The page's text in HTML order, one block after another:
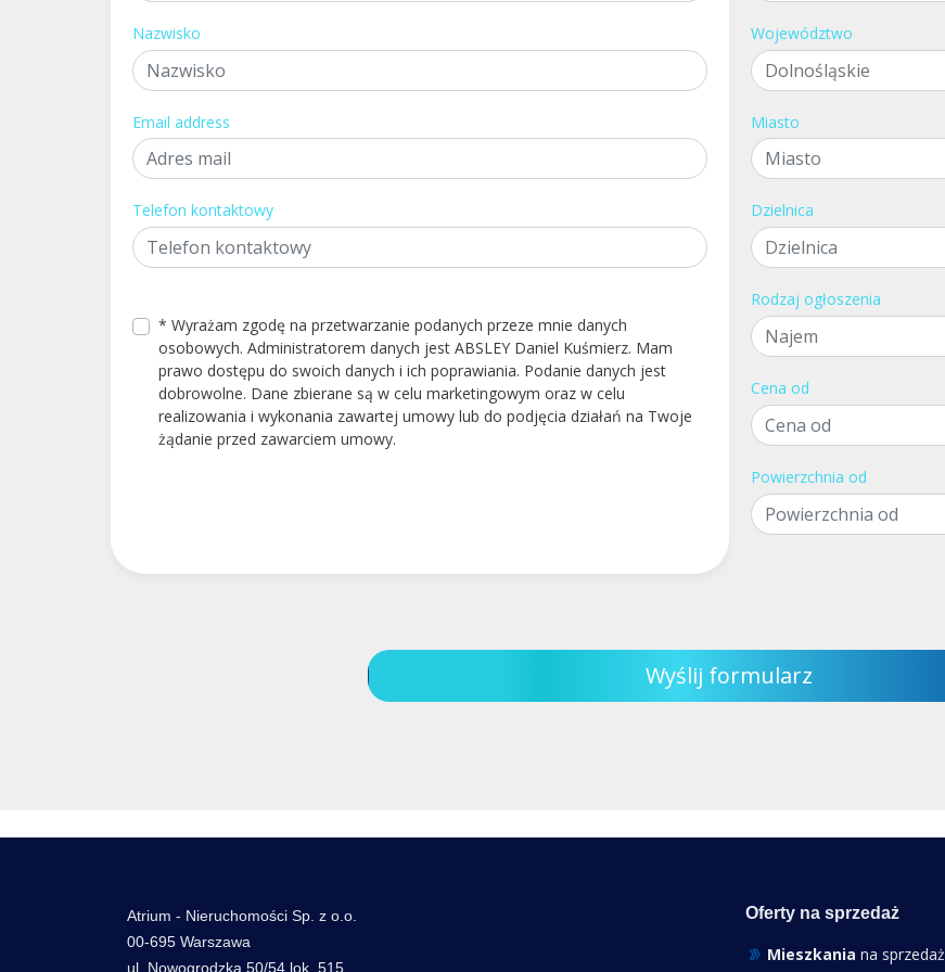
Nazwisko
Email address
Telefon kontaktowy
* Wyrażam zgodę na przetwarzanie podanych przeze mnie danych
osobowych. Administratorem danych jest ABSLEY Daniel Kuśmierz. Mam
prawo dostępu do swoich danych i ich poprawiania. Podanie danych jest
dobrowolne. Dane zbierane są w celu marketingowym oraz w celu
realizowania i wykonania zawartej umowy lub do podjęcia działań na Twoje
żądanie przed zawarciem umowy.
Województwo
Miasto
Dzielnica
Rodzaj ogłoszenia
Cena od
Powierzchnia od
Wyślij formularz
Atrium - Nieruchomości Sp. z o.o.
00-695 Warszawa
ul. Nowogrodzka 50/54 lok. 515
Oferty na sprzedaż
Mieszkania na sprzedaż